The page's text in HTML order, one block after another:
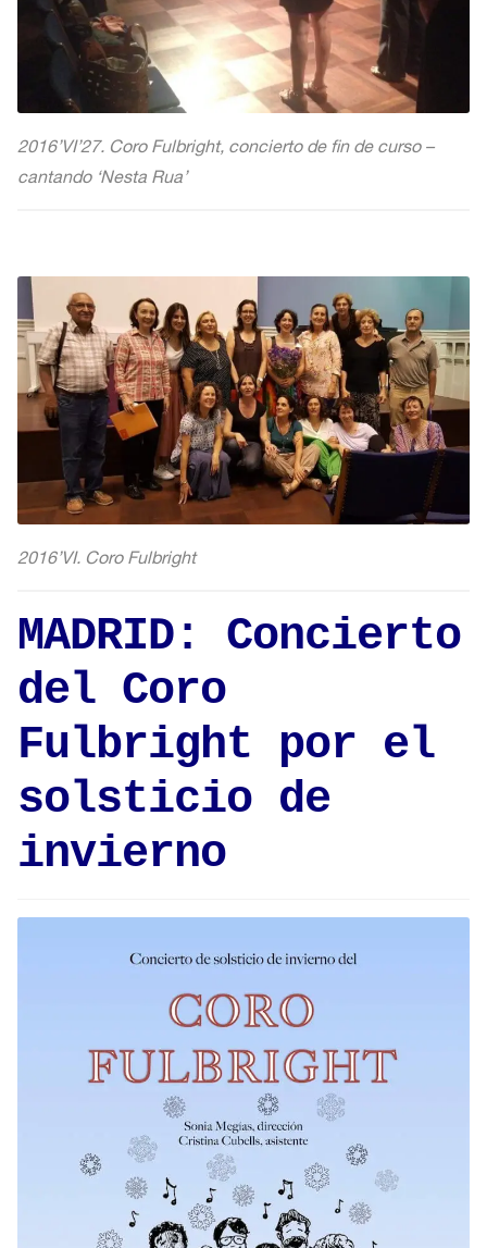
2016’VI’27. Coro Fulbright, concierto de fin de curso –
cantando ‘Nesta Rua’
2016’VI. Coro Fulbright
MADRID: Concierto
del Coro
Fulbright por el
solsticio de
invierno